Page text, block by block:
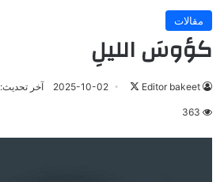
مقالات
كؤوسَ الليلِ
Editor bakeet
2025-10-02 آخر تحديث: 2025-10-02
363